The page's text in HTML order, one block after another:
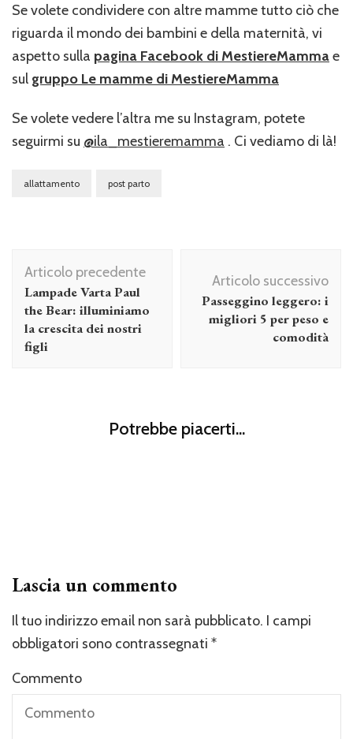
Se volete condividere con altre mamme tutto ciò che
riguarda il mondo dei bambini e della maternità, vi
aspetto sulla pagina Facebook di MestiereMammae
sul gruppo Le mamme di MestiereMamma
Se volete vedere l’altra me su Instagram, potete
seguirmi su @ila_mestieremamma . Ci vediamo di là!
allattamento post parto
Navigazione
articolo
Articolo precedente
Lampade Varta Paul
the Bear: illuminiamo
la crescita dei nostri
figli
Articolo successivo
Passeggino leggero: i
migliori 5 per peso e
comodità
Potrebbe piacerti...
Baby Shower, cos’è? Come organizzarlo? E cosa regalare?
Lascia un commento
Il tuo indirizzo email non sarà pubblicato. I campi
obbligatori sono contrassegnati *
Commento